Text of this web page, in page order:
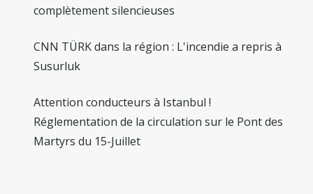
complètement silencieuses
CNN TÜRK dans la région : L'incendie a repris à
Susurluk
Attention conducteurs à Istanbul !
Réglementation de la circulation sur le Pont des
Martyrs du 15-Juillet